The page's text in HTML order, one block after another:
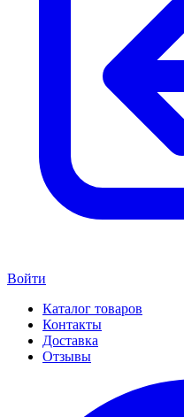
Войти
Каталог товаров
Контакты
Доставка
Отзывы